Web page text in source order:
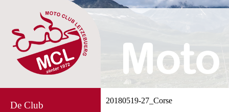
De Club
20180519-27_Corse